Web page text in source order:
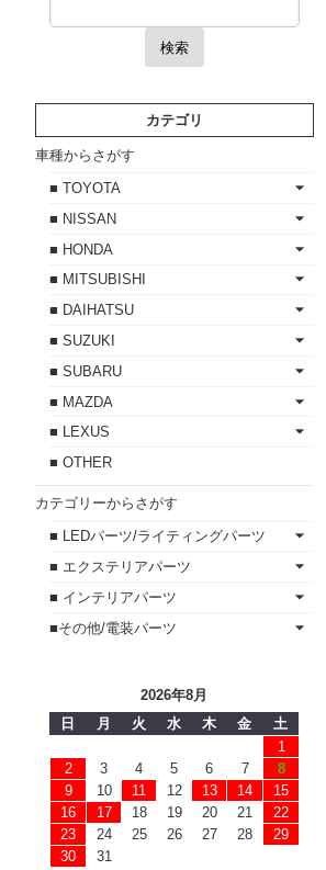
検索
カテゴリ
車種からさがす
■ TOYOTA
■ NISSAN
■ HONDA
■ MITSUBISHI
■ DAIHATSU
■ SUZUKI
■ SUBARU
■ MAZDA
■ LEXUS
■ OTHER
カテゴリーからさがす
■ LEDパーツ/ライティングパーツ
■ エクステリアパーツ
■ インテリアパーツ
■その他/電装パーツ
2026年8月
日
月 火 水 木 金
土
1
2
3 4 5 6 7
8
9
10 11 12 13 14
15
16
17 18 19 20 21
22
23
24 25 26 27 28
29
30
31